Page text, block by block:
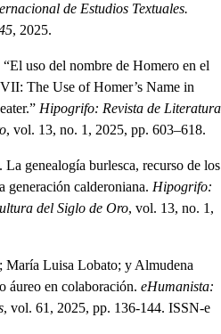
de Estudios Textuales.
, 2025.
uso del nombre de Homero en el
The Use of Homer’s Name in
Hipogrifo: Revista de Literatura
, vol. 13, no. 1, 2025, pp. 603–618.
genealogía burlesca, recurso de los
generación calderoniana. Hipogrifo:
del Siglo de Oro, vol. 13, no. 1,
María Luisa Lobato; y Almudena
áureo en colaboración. eHumanista:
, vol. 61, 2025, pp. 136-144. ISSN-e